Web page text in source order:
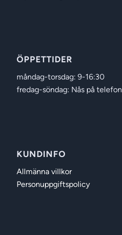
ÖPPETTIDER
måndag-torsdag: 9-16:30
fredag-söndag: Nås på telefon
KUNDINFO
Allmänna villkor
Personuppgiftspolicy